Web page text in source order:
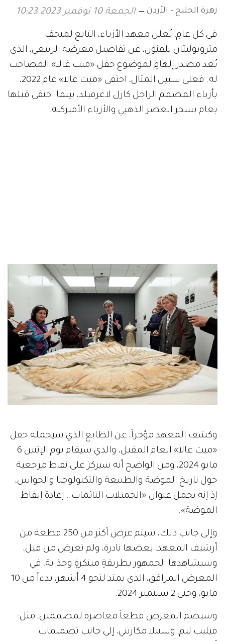
زهرة الخليج - الأردن الجمعة 10 نوفمبر 2023 10:23
في كل عامٍ، يُعلن معهد الأزياء، التابع لمتحف
متروبوليتان للفنون، عن تفاصيل معرضه الربيعي، الذي
يُعد مصدر إلهامٍ لموضوع حفل «ميت غالا» المصاحب
له. فعلى سبيل المثال، احتفى «ميت غالا» عام 2022،
بأزياء المصمم الراحل كارل لاغرفيلد، بينما احتفى قبلها
بعام بسحر العصر الذهبي والأزياء الأميركية.
وكشف المعهد مؤخراً، عن الطابع الذي سيحمله حفل
«ميت غالا» العام المقبل، والذي سيقام يوم الإثنين 6
مايو 2024، ومن الواضح أنه سيركز على نقاط مرجعية
حول تاريخ الموضة والطبيعة والتكنولوجيا والحواس،
إذ إنه يحمل عنوان «الجميلات النائمات.. إعادة إيقاظ
الموضة».
وإلى جانب ذلك، سيتم عرض أكثر من 250 قطعة من
أرشيف المعهد، بعضها نادرة، ولم تعرض من قبل،
وسيشاهدها الجمهور بطريقةٍ مبتكرةٍ وجذابة، في
المعرض المرافق، الذي يمتد لنحو 4 أشهر، بدءاً من 10
مايو، وحتى 2 سبتمبر 2024.
وسيضم المعرض قطعاً معاصرة لمصممين، مثل:
فيليب ليم، وستيلا مكارتني، إلى جانب تصميمات